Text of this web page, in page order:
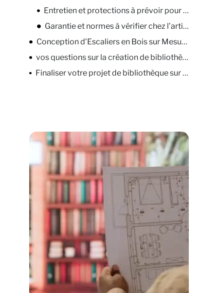
Entretien et protections à prévoir pour une longue durée
Garantie et normes à vérifier chez l’artisan
Conception d’Escaliers en Bois sur Mesure à Bernay
vos questions sur la création de bibliothèques sur mesure
Finaliser votre projet de bibliothèque sur mesure à Grand Bourgtheroulde